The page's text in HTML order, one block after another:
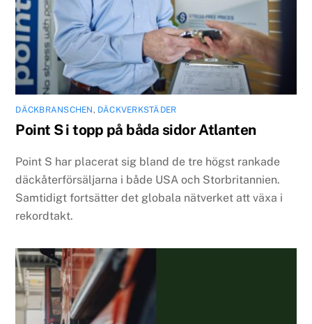
DÄCKBRANSCHEN, DÄCKVERKSTÄDER
Point S i topp på båda sidor Atlanten
Point S har placerat sig bland de tre högst rankade
däckåterförsäljarna i både USA och Storbritannien.
Samtidigt fortsätter det globala nätverket att växa i
rekordtakt.